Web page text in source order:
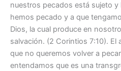
nuestros pecados está sujeto
hemos pecado y a que
Dios, la cual produce en
salvación. (2 Corintios 7:10). El
que no queremos volver a
entendamos que es una